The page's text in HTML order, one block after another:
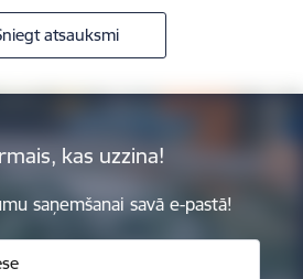
atsauksmi
kas uzzina!
saņemšanai savā e-pastā!